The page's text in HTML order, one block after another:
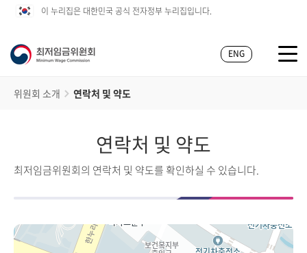
이 누리집은 대한민국 공식 전자정부 누리집입니다.
ENG
위원회 소개 연락처 및 약도
연락처 및 약도
최저임금위원회의 연락처 및 약도를 확인하실 수 있습니다.